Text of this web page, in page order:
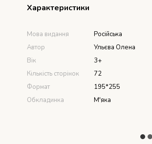
Характеристики
Мова видання
Російська
Автор
Ульєва Олена
Вік
3+
Кількість сторінок
72
Формат
195*255
Обкладинка
М'яка